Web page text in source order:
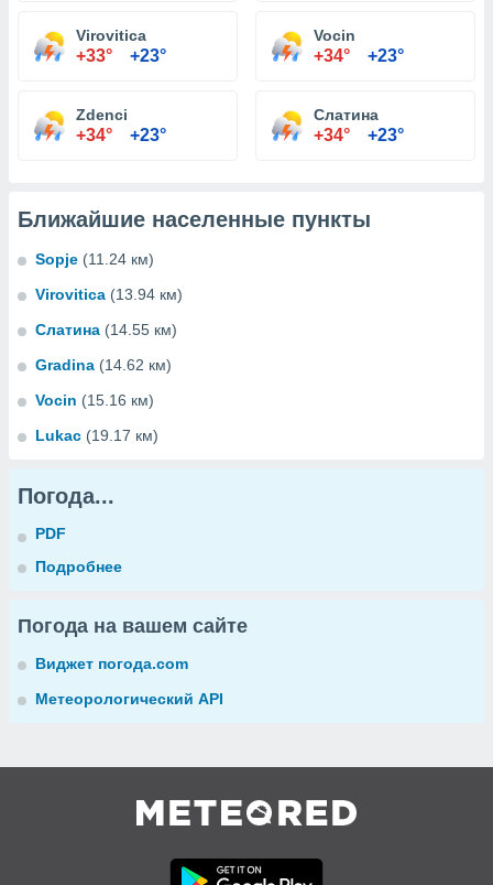
Virovitica
+33° +23°
Vocin
+34° +23°
Zdenci
+34° +23°
Слатина
+34° +23°
Ближайшие населенные пункты
Sopje (11.24 км)
Virovitica (13.94 км)
Слатина (14.55 км)
Gradina (14.62 км)
Vocin (15.16 км)
Lukac (19.17 км)
Погода...
PDF
Подробнее
Погода на вашем сайте
Виджет погода.com
Метеорологический API